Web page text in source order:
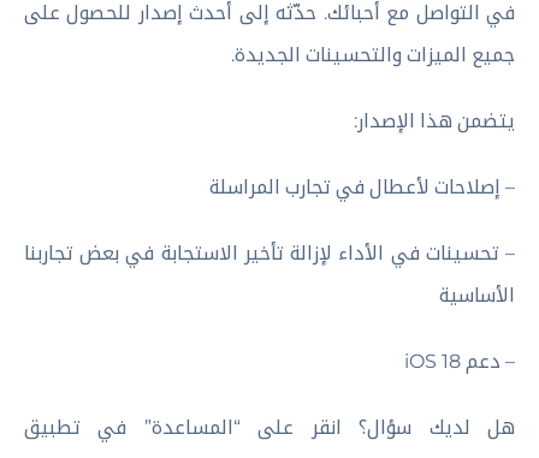
في التواصل مع أحبائك. حدّثه إلى أحدث إصدار للحصول على
جميع الميزات والتحسينات الجديدة.
يتضمن هذا الإصدار:
– إصلاحات لأعطال في تجارب المراسلة
– تحسينات في الأداء لإزالة تأخير الاستجابة في بعض تجاربنا
الأساسية
– دعم iOS 18
هل لديك سؤال؟ انقر على “المساعدة” في تطبيق